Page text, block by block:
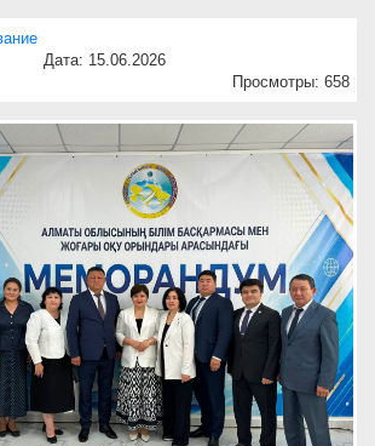
Дата: 15.06.2026
Просмотры: 658